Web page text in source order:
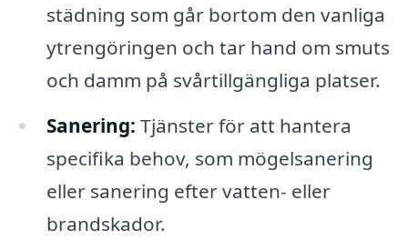
städning som går bortom den vanliga
ytrengöringen och tar hand om smuts
och damm på svårtillgängliga platser.
Sanering: Tjänster för att hantera
specifika behov, som mögelsanering
eller sanering efter vatten- eller
brandskador.